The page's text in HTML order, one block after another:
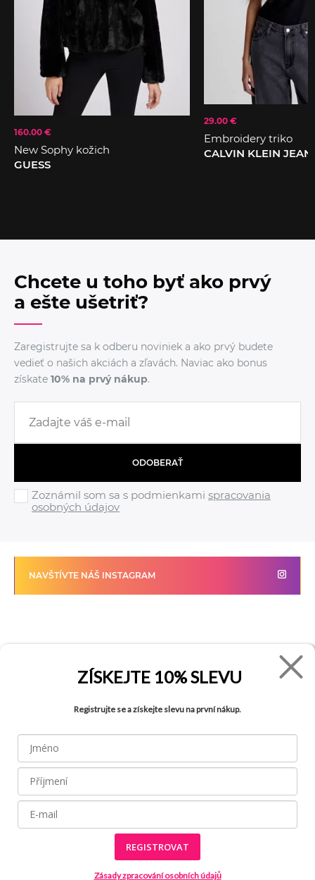
160.00 €
New Sophy kožich
GUESS
29.00 €
Embroidery triko
CALVIN KLEIN
Chcete u toho byť ako prvý
a ešte ušetriť?
Zaregistrujte sa k odberu noviniek a ako prvý budete
vedieť o našich akciách a zľavách. Naviac ako bonus
získate 10% na prvý nákup.
ODOBERAŤ
Zoznámil som sa s podmienkami spracovania
osobných údajov
NAVŠTÍVTE NÁŠ INSTAGRAM
Obchody
Blog
Vrátenie tovaru
Tabuľka veľkostí
Obchodné podmienky
FAQ
Všetky práva vyhradené © 2026
ZÍSKEJTE 10% SLEVU
Registrujte se a získejte slevu na první nákup.
REGISTROVAT
Zásady zpracování osobních údajů